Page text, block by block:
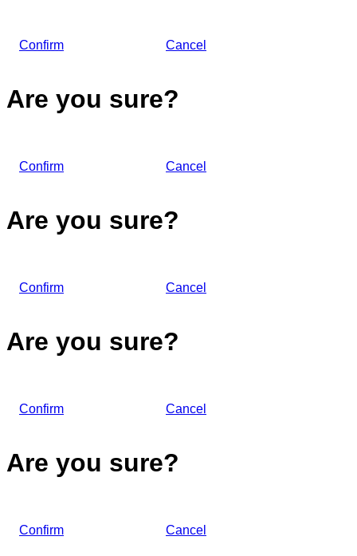
Confirm Cancel
Are you sure?
Confirm Cancel
Are you sure?
Confirm Cancel
Are you sure?
Confirm Cancel
Are you sure?
Confirm Cancel